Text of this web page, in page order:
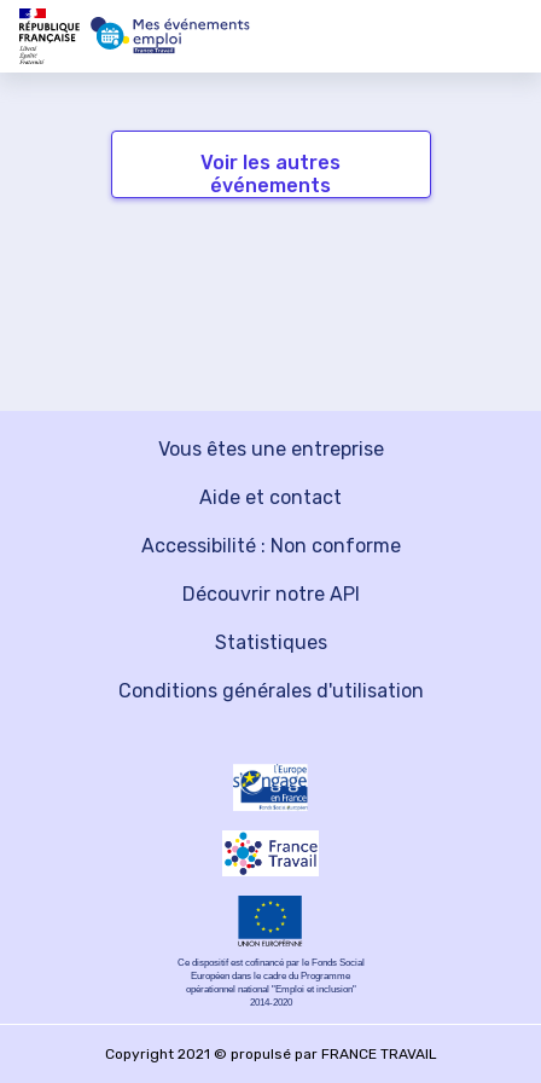
Voir les autres
événements
Vous êtes une entreprise
Découvrir notre API
Aide et contact
Statistiques
Accessibilité : Non conforme
Conditions générales d'utilisation
Ce dispositif est cofinancé par le Fonds Social
Européen dans le cadre du Programme
opérationnel national "Emploi et inclusion"
2014-2020
Copyright 2021 © propulsé par FRANCE TRAVAIL